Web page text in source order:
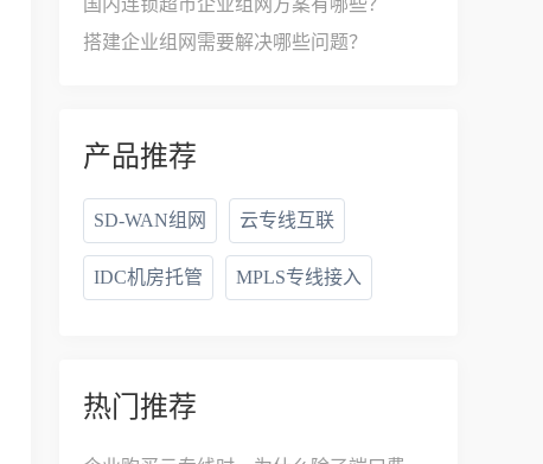
国内连锁超市企业组网方案有哪些？
搭建企业组网需要解决哪些问题？
产品推荐
SD-WAN组网 云专线互联
IDC机房托管 MPLS专线接入
热门推荐